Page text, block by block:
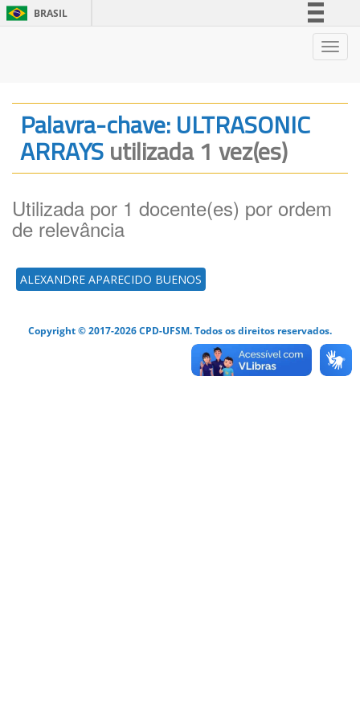
BRASIL
Legislação
Canais
Palavra-chave: ULTRASONIC
ARRAYSutilizada 1 vez(es)
Utilizada por 1 docente(es) por ordem
de relevância
ALEXANDRE APARECIDO BUENOS
Copyright © 2017-2026 CPD-UFSM. Todos os direitos reservados.